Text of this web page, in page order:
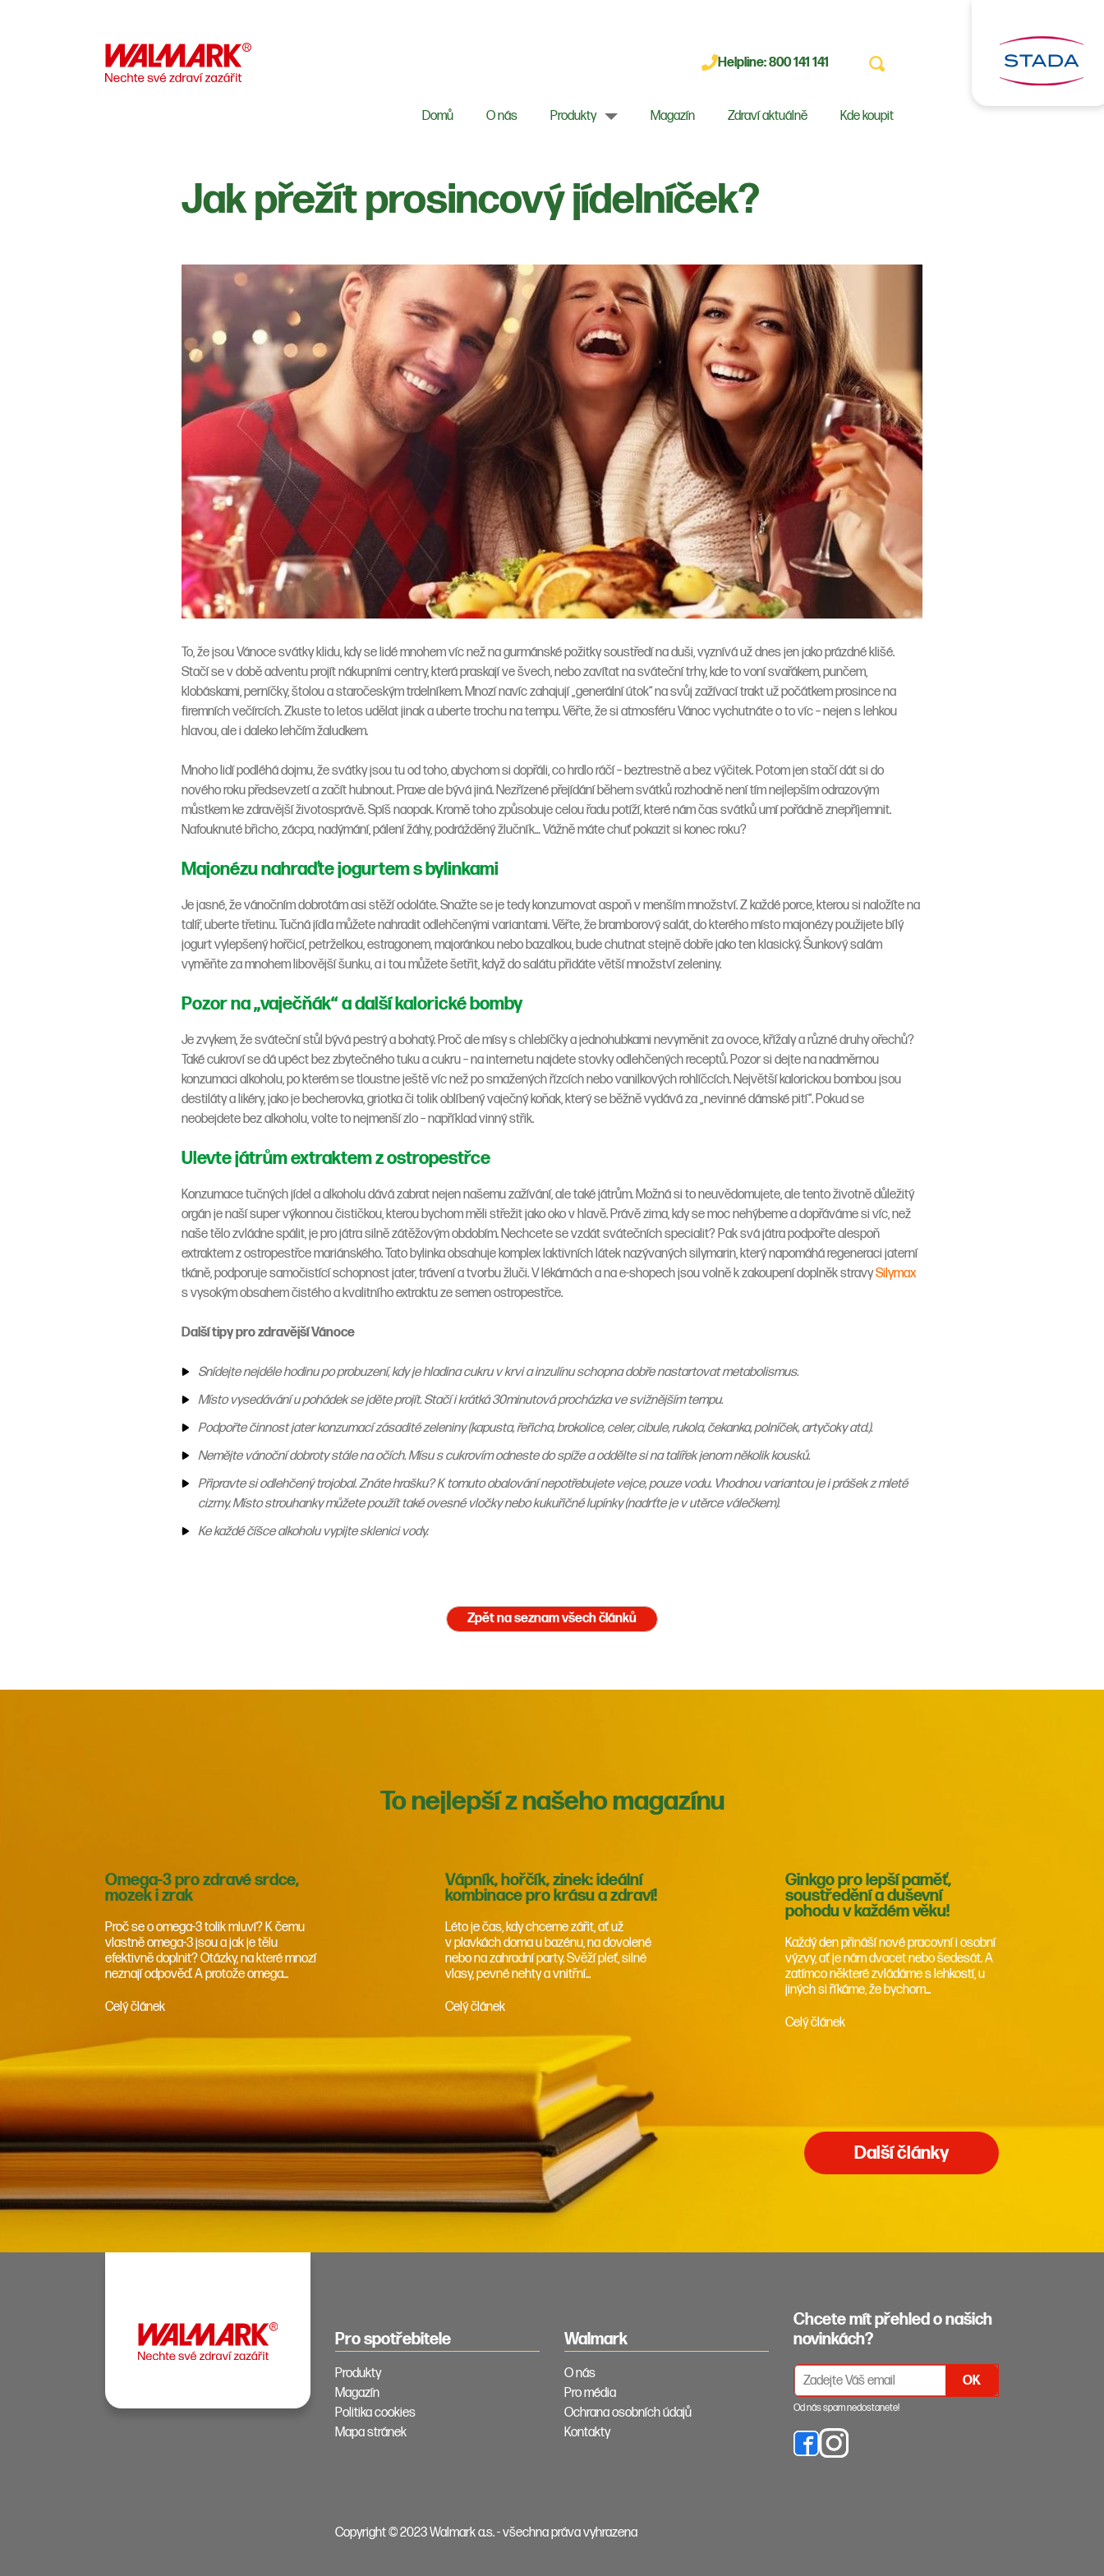
Helpline:800 141 141
Domů O nás Produkty Magazín Zdraví aktuálně Kde koupit
Jak přežít prosincový jídelníček?
To, že jsou Vánoce svátky klidu, kdy se lidé mnohem víc než na gurmánské požitky soustředí na duši, vyznívá už dnes jen jako prázdné klišé.
Stačí se v době adventu projít nákupními centry, která praskají ve švech, nebo zavítat na sváteční trhy, kde to voní svařákem, punčem,
klobáskami, perníčky, štolou a staročeským trdelníkem. Mnozí navíc zahajují „generální útok“ na svůj zažívací trakt už počátkem prosince na
firemních večírcích. Zkuste to letos udělat jinak a uberte trochu na tempu. Věřte, že si atmosféru Vánoc vychutnáte o to víc – nejen s lehkou
hlavou, ale i daleko lehčím žaludkem.
Mnoho lidí podléhá dojmu, že svátky jsou tu od toho, abychom si dopřáli, co hrdlo ráčí – beztrestně a bez výčitek. Potom jen stačí dát si do
nového roku předsevzetí a začít hubnout. Praxe ale bývá jiná. Nezřízené přejídání během svátků rozhodně není tím nejlepším odrazovým
můstkem ke zdravější životosprávě. Spíš naopak. Kromě toho způsobuje celou řadu potíží, které nám čas svátků umí pořádně znepříjemnit.
Nafouknuté břicho, zácpa, nadýmání, pálení žáhy, podrážděný žlučník… Vážně máte chuť pokazit si konec roku?
Majonézu nahraďte jogurtem s bylinkami
Je jasné, že vánočním dobrotám asi stěží odoláte. Snažte se je tedy konzumovat aspoň v menším množství. Z každé porce, kterou si naložíte na
talíř, uberte třetinu. Tučná jídla můžete nahradit odlehčenými variantami. Věřte, že bramborový salát, do kterého místo majonézy použijete bílý
jogurt vylepšený hořčicí, petrželkou, estragonem, majoránkou nebo bazalkou, bude chutnat stejně dobře jako ten klasický. Šunkový salám
vyměňte za mnohem libovější šunku, a i tou můžete šetřit, když do salátu přidáte větší množství zeleniny.
Pozor na „vaječňák“ a další kalorické bomby
Je zvykem, že sváteční stůl bývá pestrý a bohatý. Proč ale mísy s chlebíčky a jednohubkami nevyměnit za ovoce, křížaly a různé druhy ořechů?
Také cukroví se dá upéct bez zbytečného tuku a cukru – na internetu najdete stovky odlehčených receptů. Pozor si dejte na nadměrnou
konzumaci alkoholu, po kterém se tloustne ještě víc než po smažených řízcích nebo vanilkových rohlíčcích. Největší kalorickou bombou jsou
destiláty a likéry, jako je becherovka, griotka či tolik oblíbený vaječný koňak, který se běžně vydává za „nevinné dámské pití“. Pokud se
neobejdete bez alkoholu, volte to nejmenší zlo – například vinný střik.
Ulevte játrům extraktem z ostropestřce
Konzumace tučných jídel a alkoholu dává zabrat nejen našemu zažívání, ale také játrům. Možná si to neuvědomujete, ale tento životně důležitý
orgán je naší super výkonnou čističkou, kterou bychom měli střežit jako oko v hlavě. Právě zima, kdy se moc nehýbeme a dopřáváme si víc, než
naše tělo zvládne spálit, je pro játra silně zátěžovým obdobím. Nechcete se vzdát svátečních specialit? Pak svá játra podpořte alespoň
extraktem z ostropestřce mariánského. Tato bylinka obsahuje komplex laktivních látek nazývaných silymarin, který napomáhá regeneraci jaterní
tkáně, podporuje samočistící schopnost jater, trávení a tvorbu žluči. V lékárnách a na e-shopech jsou volně k zakoupení doplněk stravySilymax
s vysokým obsahem čistého a kvalitního extraktu ze semen ostropestřce.
Další tipy pro zdravější Vánoce
Snídejte nejdéle hodinu po probuzení, kdy je hladina cukru v krvi a inzulínu schopna dobře nastartovat metabolismus.
Místo vysedávání u pohádek se jděte projít. Stačí i krátká 30minutová procházka ve svižnějším tempu.
Podpořte činnost jater konzumací zásadité zeleniny (kapusta, řeřicha, brokolice, celer, cibule, rukola, čekanka, polníček, artyčoky atd.).
Nemějte vánoční dobroty stále na očích. Mísu s cukrovím odneste do spíže a oddělte si na talířek jenom několik kousků.
Připravte si odlehčený trojobal. Znáte hrašku? K tomuto obalování nepotřebujete vejce, pouze vodu. Vhodnou variantou je i prášek z mleté
cizrny. Místo strouhanky můžete použít také ovesné vločky nebo kukuřičné lupínky (nadrťte je v utěrce válečkem).
Ke každé číšce alkoholu vypijte sklenici vody.
Zpět na seznam všech článků
To nejlepší z našeho magazínu
Omega-3 pro zdravé srdce,
mozek i zrak
Proč se o omega-3 tolik mluví? K čemu
vlastně omega-3 jsou a jak je tělu
efektivně doplnit? Otázky, na které mnozí
neznají odpověď. A protože omega...
Celý článek
Vápník, hořčík, zinek: ideální
kombinace pro krásu a zdraví!
Léto je čas, kdy chceme zářit, ať už
v plavkách doma u bazénu, na dovolené
nebo na zahradní party. Svěží pleť, silné
vlasy, pevné nehty a vnitřní...
Celý článek
Ginkgo pro lepší paměť,
soustředění a duševní
pohodu v každém věku!
Každý den přináší nové pracovní i osobní
výzvy, ať je nám dvacet nebo šedesát. A
zatímco některé zvládáme s lehkostí, u
jiných si říkáme, že bychom...
Celý článek
Další články
Pro spotřebitele
Produkty
Magazín
Politika cookies
Mapa stránek
Walmark
O nás
Pro média
Ochrana osobních údajů
Kontakty
Chcete mít přehled o našich
novinkách?
PŘIHLÁŠENÍ K ODBĚRU NEWSLETTERŮ
Od nás spam nedostanete!
Copyright © 2023 Walmark a.s. - všechna práva vyhrazena